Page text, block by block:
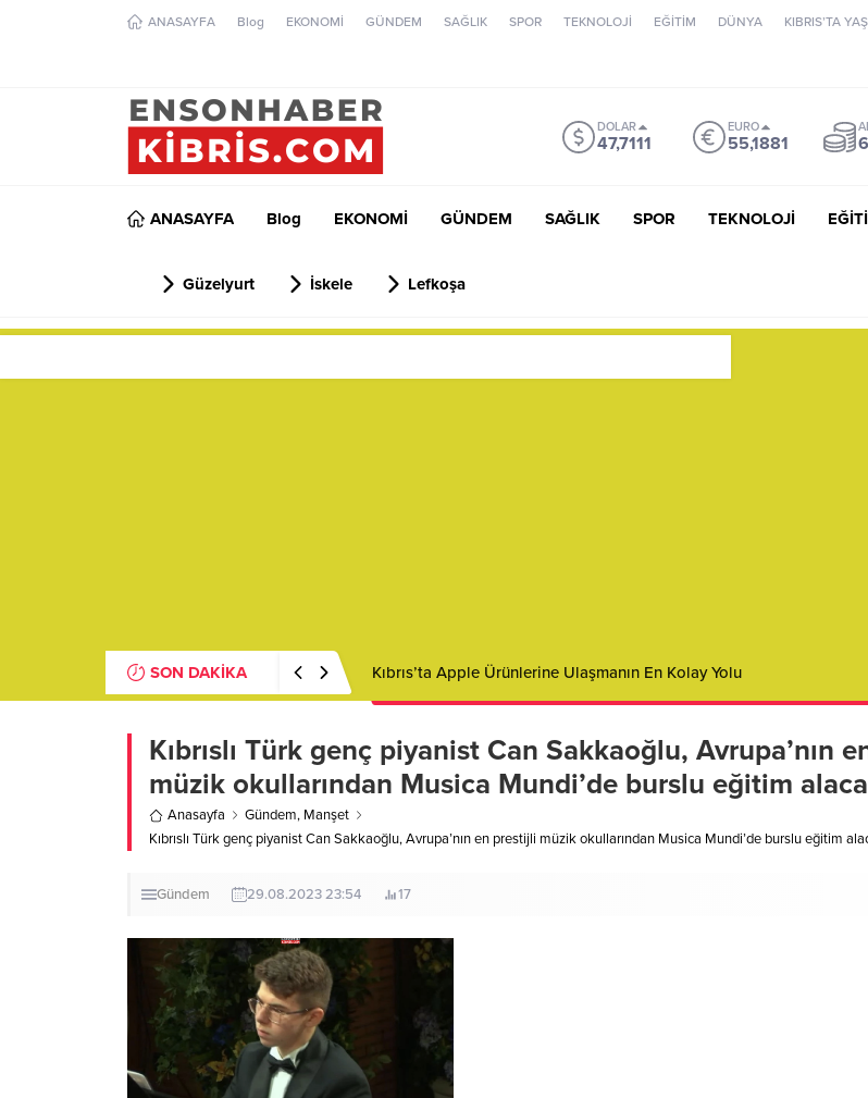
ANASAYFA Blog EKONOMİ GÜNDEM SAĞLIK SPOR TEKNOLOJİ EĞİTİM DÜNYA KIBRIS’TA
DOLAR
47,7111
EURO
55,1881
ANASAYFA Blog EKONOMİ GÜNDEM SAĞLIK SPOR TEKNOLOJİ
Güzelyurt İskele Lefkoşa
SON DAKİKA The Importance of Health Insurance: Protecting Your Financial Future
Kıbrıslı Türk genç piyanist Can Sakkaoğlu, Avrupa’nın
müzik okullarından Musica Mundi’de burslu eğitim
Anasayfa Gündem, Manşet
Kıbrıslı Türk genç piyanist Can Sakkaoğlu, Avrupa’nın en prestijli müzik okullarından Musica Mundi’de burslu eğitim
Gündem 29.08.2023 23:54 17